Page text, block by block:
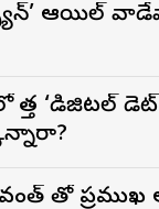
ఆయిల్
‘డిజిటల్
ఆర్థికవేత్త అరవింద్‌